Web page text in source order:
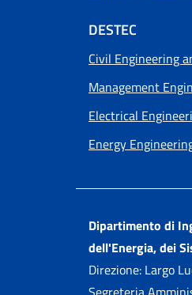
Footer
DESTEC
Civil Engineering
Management
Electrical
Energy
Dipartimento di
dell'Energia, dei
Direzione: Largo